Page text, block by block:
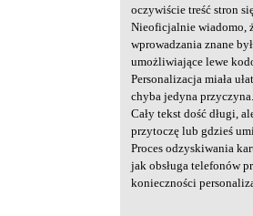
oczywiście treść stron
Nieoficjalnie wiadomo,
wprowadzania znane
umożliwiające lewe
Personalizacja miała
chyba jedyna przyczyna.
Cały tekst dość długi,
przytoczę lub gdzieś
Proces odzyskiwania
jak obsługa telefonów
konieczności